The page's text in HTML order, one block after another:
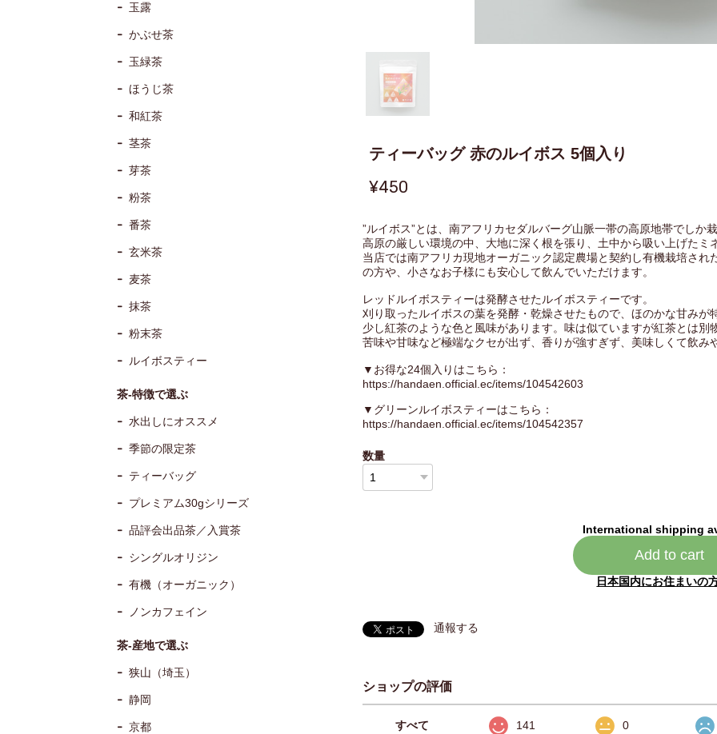
玉露
かぶせ茶
玉緑茶
ほうじ茶
和紅茶
茎茶
芽茶
粉茶
番茶
玄米茶
麦茶
抹茶
粉末茶
ルイボスティー
茶-特徴で選ぶ
水出しにオススメ
季節の限定茶
ティーバッグ
プレミアム30gシリーズ
品評会出品茶／入賞茶
シングルオリジン
有機（オーガニック）
ノンカフェイン
茶-産地で選ぶ
狭山（埼玉）
静岡
京都
ティーバッグ 赤のルイボス 5個入り
¥450
”ルイボス”とは、南アフリカセダルバーグ山脈一帯の高原地帯でしか
高原の厳しい環境の中、大地に深く根を張り、土中から吸い上げたミ
当店では南アフリカ現地オーガニック認定農場と契約し有機栽培さ
の方や、小さなお子様にも安心して飲んでいただけます。
レッドルイボスティーは発酵させたルイボスティーです。
刈り取ったルイボスの葉を発酵・乾燥させたもので、ほのかな甘みが
少し紅茶のような色と風味があります。味は似ていますが紅茶とは
苦味や甘味など極端なクセが出ず、香りが強すぎず、美味しくて飲み
▼お得な24個入りはこちら：
https://handaen.official.ec/items/104542603
▼グリーンルイボスティーはこちら：
https://handaen.official.ec/items/104542357
数量
International shipping
Add to cart
日本国内にお住まいの
通報する
ショップの評価
すべて 141 0